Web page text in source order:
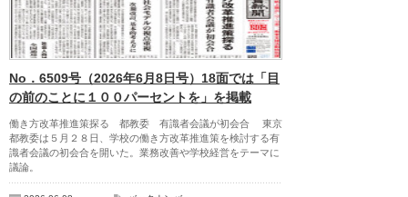
No．6509号（2026年6月8日号）18面では「目
の前のことに１００パーセントを」を掲載
働き方改革推進策探る 都教委 有識者会議が初会合 東京
都教委は５月２８日、学校の働き方改革推進策を検討する有
識者会議の初会合を開いた。業務改善や学校経営をテーマに
議論。